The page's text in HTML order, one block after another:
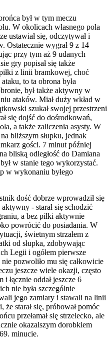
był w tym meczu
W okolicach własnego pola
ustawiał się, odczytywał i
Ostatecznie wygrał 9 z 14
przy tym aż 9 udanych
gry popisał się także
z linii bramkowej, choć
to ta obrona była
był także aktywny w
ataków. Miał duży wkład w
szukał swojej przestrzeni
się dojść do dośrodkowań,
a także zaliczenia asysty. W
bliższym słupku, jednak
gości. 7 minut później
bliską odległość do Damiana
w stanie tego wykorzystać.
w wykonaniu byłego
dość dobrze wprowadził się
- starał się schodzić
a bez piłki aktywnie
powrócić do posiadania. W
świetnym strzałem z
od słupka, zdobywając
Legii i ogółem pierwsze
pozwoliło mu się całkowicie
jeszcze wiele okazji, często
łącznie oddał jeszcze 6
nie była szczególnie
jego zamiary i stawali na linii
że starał się, próbował pomóc
przełamał się strzelecko, ale
okazalszym dorobkiem
minucie.